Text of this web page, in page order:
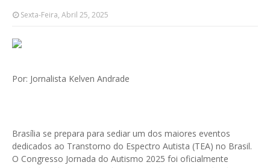
Sexta-Feira, Abril 25, 2025
Por: Jornalista Kelven Andrade
Brasília se prepara para sediar um dos maiores eventos
dedicados ao Transtorno do Espectro Autista (TEA) no Brasil.
O Congresso Jornada do Autismo 2025 foi oficialmente